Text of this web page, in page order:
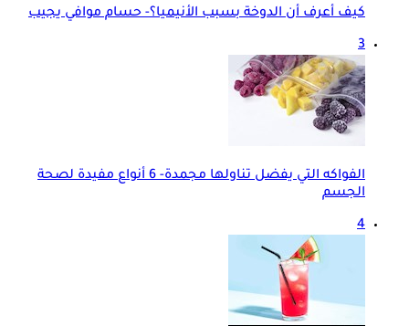
كيف أعرف أن الدوخة بسبب الأنيميا؟- حسام موافي يجيب
3
الفواكه التي يفضل تناولها مجمدة- 6 أنواع مفيدة لصحة
الجسم
4